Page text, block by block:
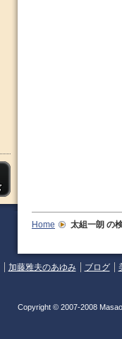
Home 太組一朗 の
加藤雅夫のあゆみ ブログ
Copyright © 2007-2008